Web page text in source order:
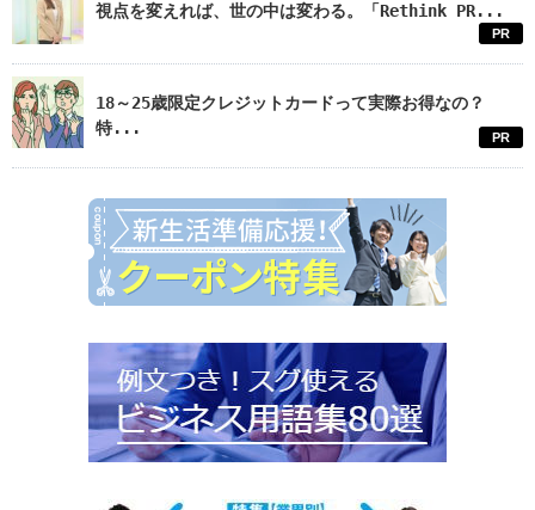
視点を変えれば、世の中は変わる。「Rethink PR...
PR
18～25歳限定クレジットカードって実際お得なの？
特...
PR